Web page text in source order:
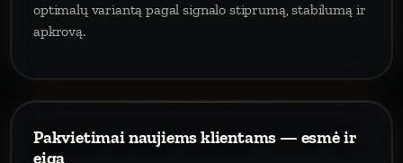
optimalų variantą pagal signalo stiprumą, stabilumą ir
apkrovą.
Pakvietimai naujiems klientams — esmė ir
eiga